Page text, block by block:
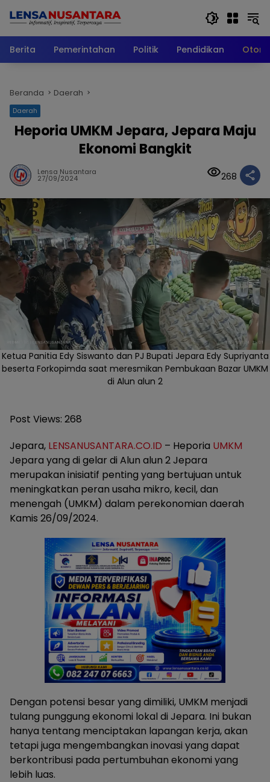
Berita
Pemerintahan Politik Pendidikan
Beranda Daerah
Daerah
Heporia UMKM Jepara, Jepara Maju
Ekonomi Bangkit
Lensa Nusantara
27/09/2024 268
Ketua Panitia Edy Siswanto dan PJ Bupati Jepara Edy Supriyanta
beserta Forkopimda saat meresmikan Pembukaan Bazar UMKM
di Alun alun 2
Post Views: 268
Jepara, LENSANUSANTARA.CO.ID – Heporia UMKM
Jepara yang di gelar di Alun alun 2 Jepara
merupakan inisiatif penting yang bertujuan untuk
meningkatkan peran usaha mikro, kecil, dan
menengah (UMKM) dalam perekonomian daerah
Kamis 26/09/2024.
Dengan potensi besar yang dimiliki, UMKM menjadi
tulang punggung ekonomi lokal di Jepara. Ini bukan
hanya tentang menciptakan lapangan kerja, akan
tetapi juga mengembangkan inovasi yang dapat
berkontribusi pada pertumbuhan ekonomi yang
lebih luas.